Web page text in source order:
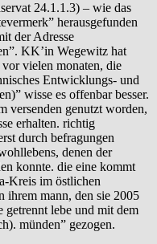
24.1.1.3) – wie das
herausgefunden
der Adresse
KK’in Wegewitz hat
vielen monaten, die
Entwicklungs- und
wisse es offenbar besser.
versenden genutzt worden,
erhalten. richtig
durch befragungen
denen der
konnte. die eine kommt
Kreis im östlichen
ihrem mann, den sie 2005
getrennt lebe und mit dem
münden” gezogen.